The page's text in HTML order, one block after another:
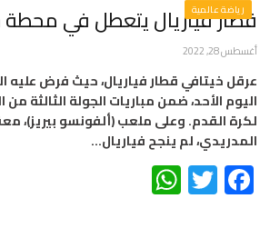
رياضة عالمية
قطار فياريال يتعطل في محطة
أغسطس 28, 2022
عرقل خيتافي قطار فياريال، حيث فرض عليه
اليوم الأحد، ضمن مباريات الجولة الثالثة
لكرة القدم. وعلى ملعب (ألفونسو بيريز)،
المدريدي، لم ينجح فياريال…
Facebook
Twitter